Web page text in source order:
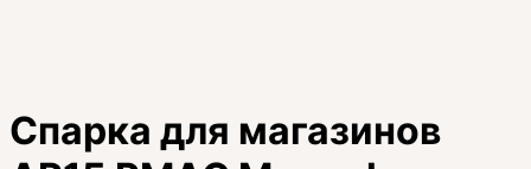
Спарка для магазинов